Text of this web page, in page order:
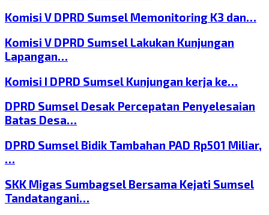
Komisi V DPRD Sumsel Memonitoring K3 dan…
Komisi V DPRD Sumsel Lakukan Kunjungan
Lapangan…
Komisi I DPRD Sumsel Kunjungan kerja ke…
DPRD Sumsel Desak Percepatan Penyelesaian
Batas Desa…
DPRD Sumsel Bidik Tambahan PAD Rp501 Miliar,
…
SKK Migas Sumbagsel Bersama Kejati Sumsel
Tandatangani…